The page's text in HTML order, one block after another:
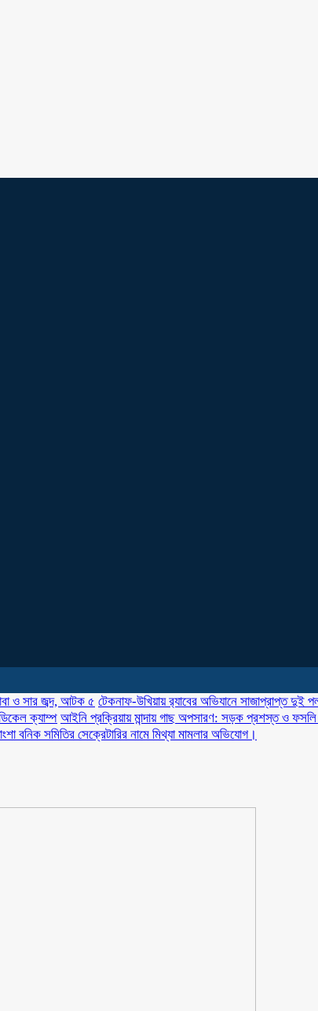
ও সার জব্দ, আটক ৫ টেকনাফ-উখিয়ায় র‌্যাবের অভিযানে সাজাপ্রাপ্ত দুই
ক্যাম্প আইনি প্রক্রিয়ায় মান্দায় গাছ অপসারণ: সড়ক প্রশস্ত ও ফসলি
বনিক সমিতির সেক্রেটারির নামে মিথ্যা মামলার অভিযোগ।